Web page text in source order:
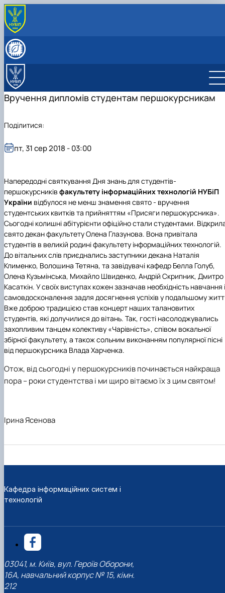
ПРО КАФЕДРУ
Навчальна лабораторія розробки та впровадження
інформаційних систем
Навчальна лабораторія хмарних технологій
Спеціальність 126 (F6) "Інформаційні системи та
технології"
Інші спеціальності
НАУКОВА ДІЯЛЬНІСТЬ
Гурток «Актуальні проблеми автоматизації та
управління»
ОСВІТНЬО- ПРОФЕСІЙНІ ПРОГРАМИ
Освітньо- професійні програми
СПІВПРАЦЯ
Вручення дипломів студентам першокурсникам
Напередодні святкування Дня знань для студентів-
першокурсників факультету інформаційних технологій НУБіП
України відбулося не менш знамення свято - вручення
студентських квитків та прийняттям «Присяги першокурсника».
Сьогодні колишні абітурієнти офіційно стали студентами.
свято декан факультету Олена Глазунова. Вона привітала
студентів в великій родині факультету інформаційних технологій.
До вітальних слів приєднались заступники декана Наталія
Клименко, Волошина Тетяна, та завідувачі кафедр Белла Голуб,
Олена Кузьмінська, Михайло Швиденко, Андрій Скрипник, Дмитро
Касаткін. У своїх виступах кожен зазначав необхідність навчання і
самовдосконалення задля досягнення успіхів у подальшому
Вже доброю традицією став концерт наших талановитих
студентів, які долучилися до вітань. Так, гості насолоджувались
захопливим танцем колективу «Чарівність», співом вокальної
збірної факультету, а також сольним виконанням популярної пісні
від першокурсника Влада Харченка.
Отож, від сьогодні у першокурсників починається найкраща
пора – роки студентства і ми щиро вітаємо їх з цим святом!
Ірина Ясенова
пт, 31 сер 2018 - 03:00
Поділитися:
Кафедра інформаційних систем і
технологій
03041, м. Київ, вул. Героїв Оборони,
16А, навчальний корпус № 15, кімн.
212